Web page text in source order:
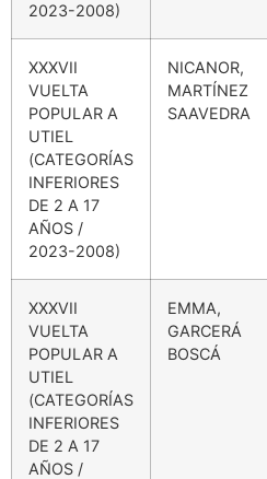
2023-2008)
XXXVII
VUELTA
POPULAR A
UTIEL
(CATEGORÍAS
INFERIORES
DE 2 A 17
AÑOS /
2023-2008)
NICANOR,
MARTÍNEZ
SAAVEDRA
XXXVII
VUELTA
POPULAR A
UTIEL
(CATEGORÍAS
INFERIORES
DE 2 A 17
AÑOS /
EMMA,
GARCERÁ
BOSCÁ